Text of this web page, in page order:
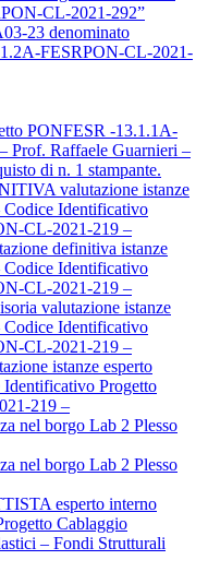
CL-2021-292”
23 denominato
FESRPON-CL-2021-
PONFESR -13.1.1A-
Prof. Raffaele Guarnieri –
di n. 1 stampante.
valutazione istanze
Identificativo
CL-2021-219 –
definitiva istanze
Identificativo
CL-2021-219 –
valutazione istanze
Identificativo
CL-2021-219 –
istanze esperto
Progetto
219 –
nel borgo Lab 2 Plesso
nel borgo Lab 2 Plesso
esperto interno
Cablaggio
– Fondi Strutturali